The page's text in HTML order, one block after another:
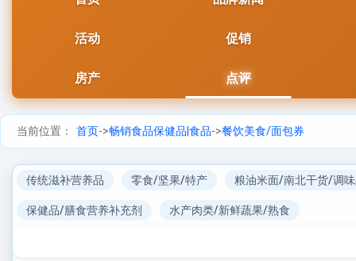
活动 促销
房产 点评
当前位置： 首页->畅销食品保健品|食品->餐饮美食/面包券
传统滋补营养品 零食/坚果/特产 粮油米面/南北干货/调
保健品/膳食营养补充剂 水产肉类/新鲜蔬果/熟食